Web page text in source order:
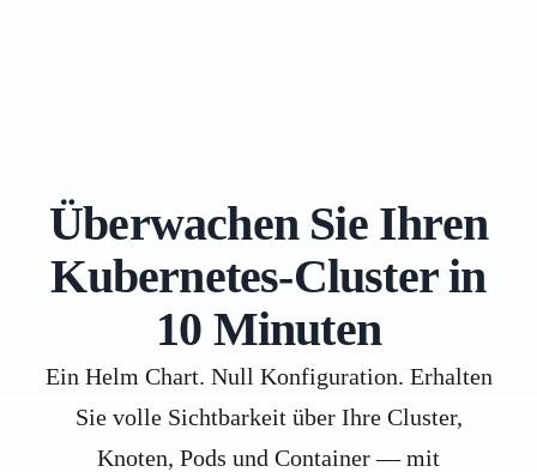
Überwachen Sie Ihren
Kubernetes-Cluster in
10 Minuten
Ein Helm Chart. Null Konfiguration. Erhalten
Sie volle Sichtbarkeit über Ihre Cluster,
Knoten, Pods und Container — mit